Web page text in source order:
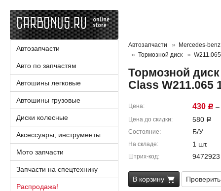
Автозапчасти
Mercedes-
Тормозной диск
W211.065
Тормозной
Class W211.065
Цена 430 Р –
Цена до скидки 580 Р
Состояние Б/У
На складе 1 шт.
Штрих-код 9472923
В корзину
Автозапчасти
Авто по запчастям
Автошины легковые
Автошины грузовые
Диски колесные
Аксессуары, инструменты
Мото запчасти
Запчасти на спецтехнику
Распродажа!